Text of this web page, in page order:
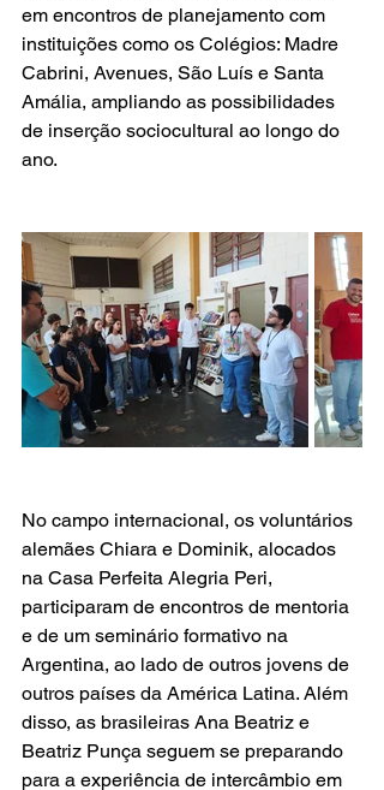
em encontros de planejamento com
instituições como os Colégios: Madre
Cabrini, Avenues, São Luís e Santa
Amália, ampliando as possibilidades
de inserção sociocultural ao longo do
ano.
No campo internacional, os voluntários
alemães Chiara e Dominik, alocados
na Casa Perfeita Alegria Peri,
participaram de encontros de mentoria
e de um seminário formativo na
Argentina, ao lado de outros jovens de
outros países da América Latina. Além
disso, as brasileiras Ana Beatriz e
Beatriz Punça seguem se preparando
para a experiência de intercâmbio em